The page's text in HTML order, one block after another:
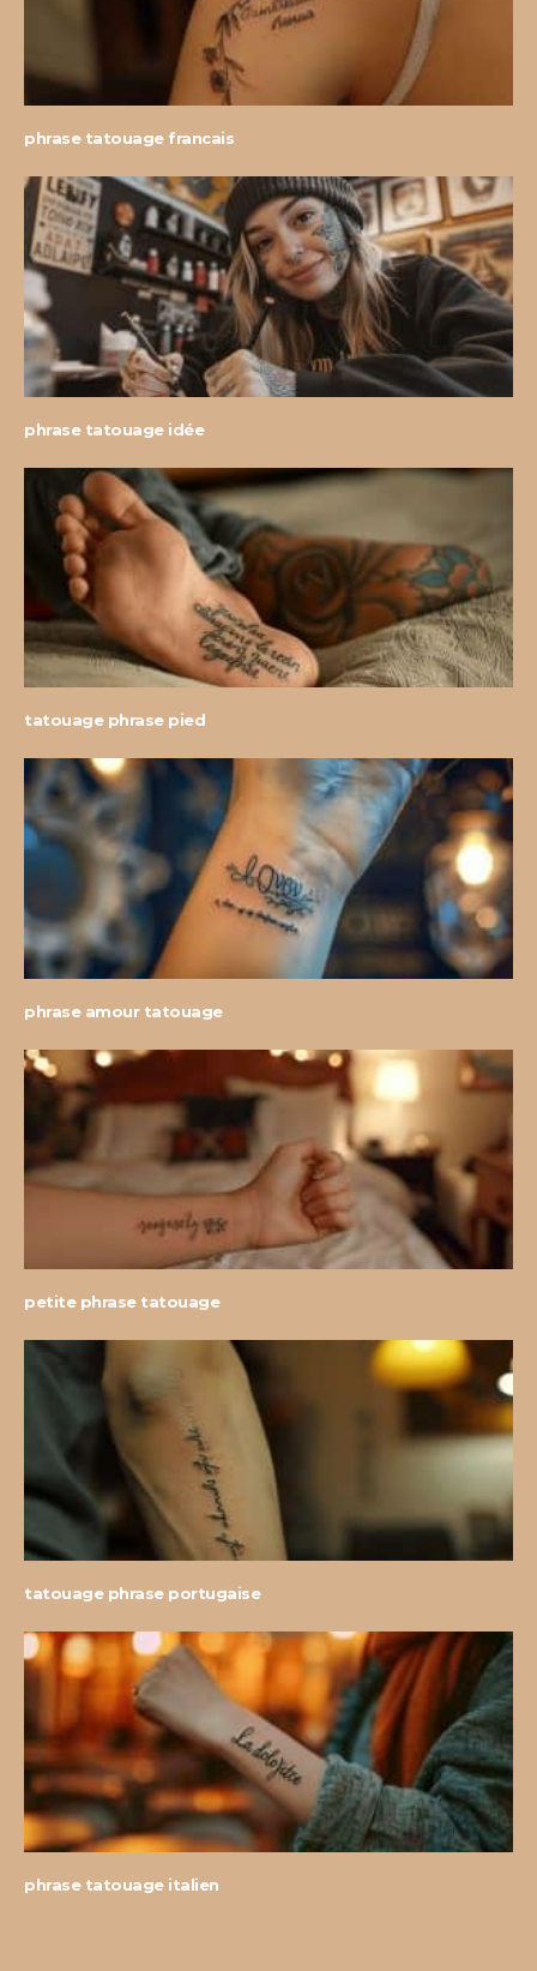
phrase tatouage francais
phrase tatouage idée
tatouage phrase pied
phrase amour tatouage
petite phrase tatouage
tatouage phrase portugaise
phrase tatouage italien